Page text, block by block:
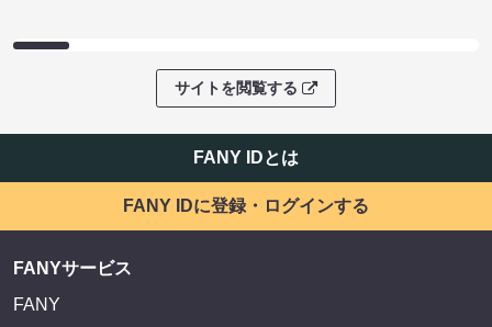
サイトを閲覧する
FANY IDとは
FANY IDに登録・ログインする
FANYサービス
FANY